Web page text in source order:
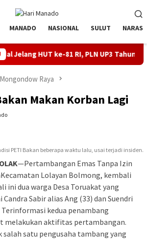
MANADO NASIONAL SULUT NARASI
81 RI, PLN UP3 Tahuna Gelar Apel
Mongondow Raya
Makan Korban Lagi
PETI Bakan beberapa waktu lalu, usai terjadi insiden.
—Pertambangan Emas Tanpa Izin
Lolayan Bolmong, kembali
ini dua warga Desa Toruakat yang
Sabir alias Ang (33) dan Suendri
Terinformasi kedua penambang
melakukan aktifitas pertambangan.
satu pengusaha tambang yang